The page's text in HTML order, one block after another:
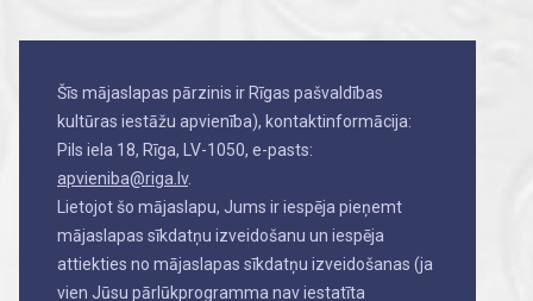
Šīs mājaslapas pārzinis ir Rīgas pašvaldības
kultūras iestāžu apvienība), kontaktinformācija:
Pils iela 18, Rīga, LV-1050, e-pasts:
apvieniba@riga.lv.
Lietojot šo mājaslapu, Jums ir iespēja pieņemt
mājaslapas sīkdatņu izveidošanu un iespēja
attiekties no mājaslapas sīkdatņu izveidošanas (ja
vien Jūsu pārlūkprogramma nav iestatīta